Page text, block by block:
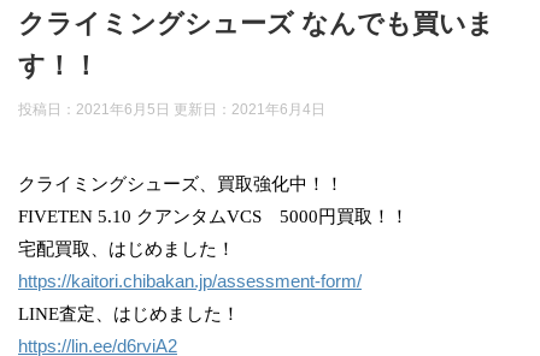
クライミングシューズ なんでも買いま
す！！
投稿日：2021年6月5日 更新日： 2021年6月4日
クライミングシューズ、買取強化中！！
FIVETEN 5.10 クアンタムVCS 5000円買取！！
宅配買取、はじめました！
https://kaitori.chibakan.jp/assessment-form/
LINE査定、はじめました！
https://lin.ee/d6rviA2